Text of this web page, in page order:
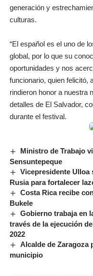
generación y
culturas.
“El español es el uno de
global, por lo que su
oportunidades y nos
funcionario, quien felicitó,
rindieron honor a nuestra
detalles de El Salvador,
durante el festival.
Ministro de Trabajo
Sensuntepeque
Vicepresidente Ulloa
Rusia para fortalecer
Costa Rica recibe
Bukele
Gobierno trabaja en
través de la ejecución
2022
Alcalde de Zaragoza
municipio